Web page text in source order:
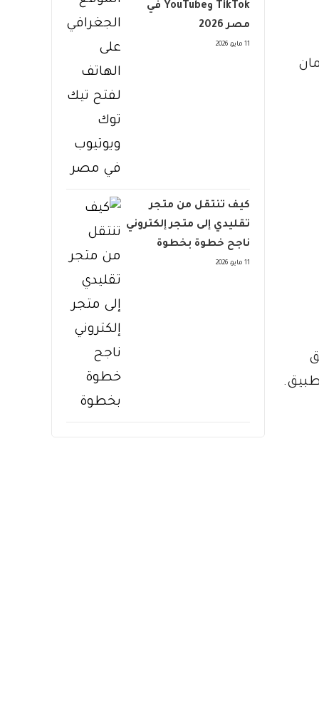
TikTok وYouTube في
مصر 2026
11 مايو، 2026
كيف تنتقل من متجر
تقليدي إلى متجر إلكتروني
ناجح خطوة بخطوة
11 مايو، 2026